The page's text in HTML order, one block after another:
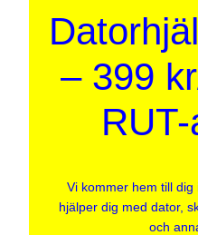
– 399
Vi kommer hem till
hjälper dig med dator,
och